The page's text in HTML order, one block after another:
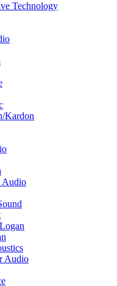
Technology
Kardon
Audio
Audio